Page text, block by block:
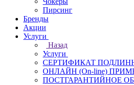
Пирсинг
Бренды
Акции
Услуги
Назад
Услуги
СЕРТИФИКАТ
ОНЛАЙН (On-line)
ПОСТГАРАНТИЙНОЕ